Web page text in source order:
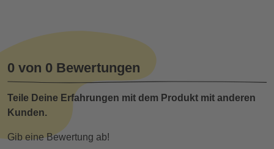
0 von 0 Bewertungen
Teile Deine Erfahrungen mit dem Produkt mit anderen
Kunden.
Gib eine Bewertung ab!